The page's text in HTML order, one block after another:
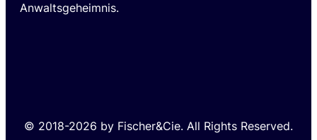
Anwaltsgeheimnis.
© 2018-2026 by Fischer&Cie. All Rights Reserved.